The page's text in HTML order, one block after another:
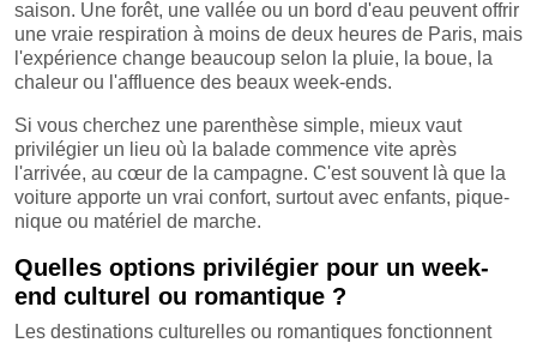
saison. Une forêt, une vallée ou un bord d'eau peuvent offrir
une vraie respiration à moins de deux heures de Paris, mais
l'expérience change beaucoup selon la pluie, la boue, la
chaleur ou l'affluence des beaux week-ends.
Si vous cherchez une parenthèse simple, mieux vaut
privilégier un lieu où la balade commence vite après
l'arrivée, au cœur de la campagne. C'est souvent là que la
voiture apporte un vrai confort, surtout avec enfants, pique-
nique ou matériel de marche.
Quelles options privilégier pour un week-
end culturel ou romantique ?
Les destinations culturelles ou romantiques fonctionnent